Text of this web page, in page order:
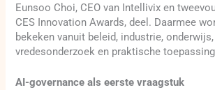
Eunsoo Choi, CEO van Intellivix en
CES Innovation Awards, deel. Daarmee
bekeken vanuit beleid, industrie,
vredesonderzoek en praktische
AI-governance als eerste vraagstuk